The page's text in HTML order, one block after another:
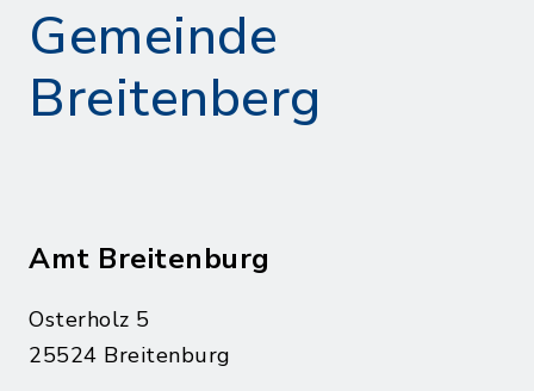
Gemeinde
Breitenberg
Amt Breitenburg
Osterholz 5
25524 Breitenburg